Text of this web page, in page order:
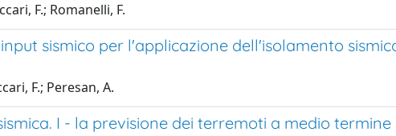
F.; Romanelli, F.
sismico per l'applicazione dell'isolamento
F.; Peresan, A.
I - la previsione dei terremoti a medio